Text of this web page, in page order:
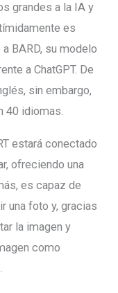
grandes a la IA y
es
BARD, su modelo
a ChatGPT. De
sin embargo,
40 idiomas.
estará conectado
ofreciendo una
es capaz de
una foto y, gracias
la imagen y
como